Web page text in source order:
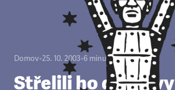
Domov•25. 10. 2003•6 minut
Střelili ho do hlavy